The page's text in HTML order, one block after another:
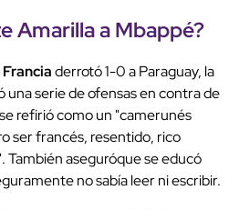
Amarilla a Mbappé?
Franciaderrotó 1-0 a Paraguay, la
una serie de ofensas en contra de
refirió como un "camerunés
ser francés, resentido, rico
aseguróque se educó
no sabía leer ni escribir.